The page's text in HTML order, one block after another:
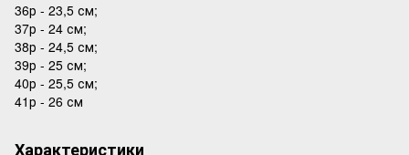
36р - 23,5 см;
37р - 24 см;
38р - 24,5 см;
39р - 25 см;
40р - 25,5 см;
41р - 26 см
Характеристики